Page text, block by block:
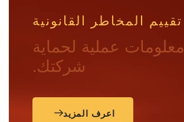
تقييم المخاطر القانونية
معلومات عملية لحماية
شركتك.
اعرف المزيد